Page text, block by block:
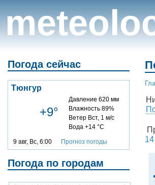
Погода сейчас
Тюнгур
+9°
Давление 620 мм
Влажность 89%
Ветер Вст, 1 м/с
Вода +14 °C
9 авг, Вс, 6:00 Прогноз погоды
Погода по городам